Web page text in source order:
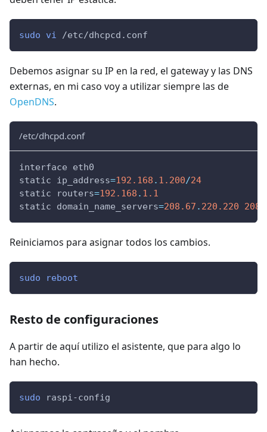
sudo vi /etc/dhcpcd.conf
Debemos asignar su IP en la red, el gateway y las DNS
externas, en mi caso voy a utilizar siempre las de
OpenDNS.
/etc/dhcpd.conf
interface eth0
static ip_address=192.168 . 1.200/24
static routers=192.168 . 1.1
static domain_name_servers=208.67 . 220.220
Reiniciamos para asignar todos los cambios.
sudo reboot
Resto de configuraciones
A partir de aquí utilizo el asistente, que para algo lo
han hecho.
sudo raspi-config